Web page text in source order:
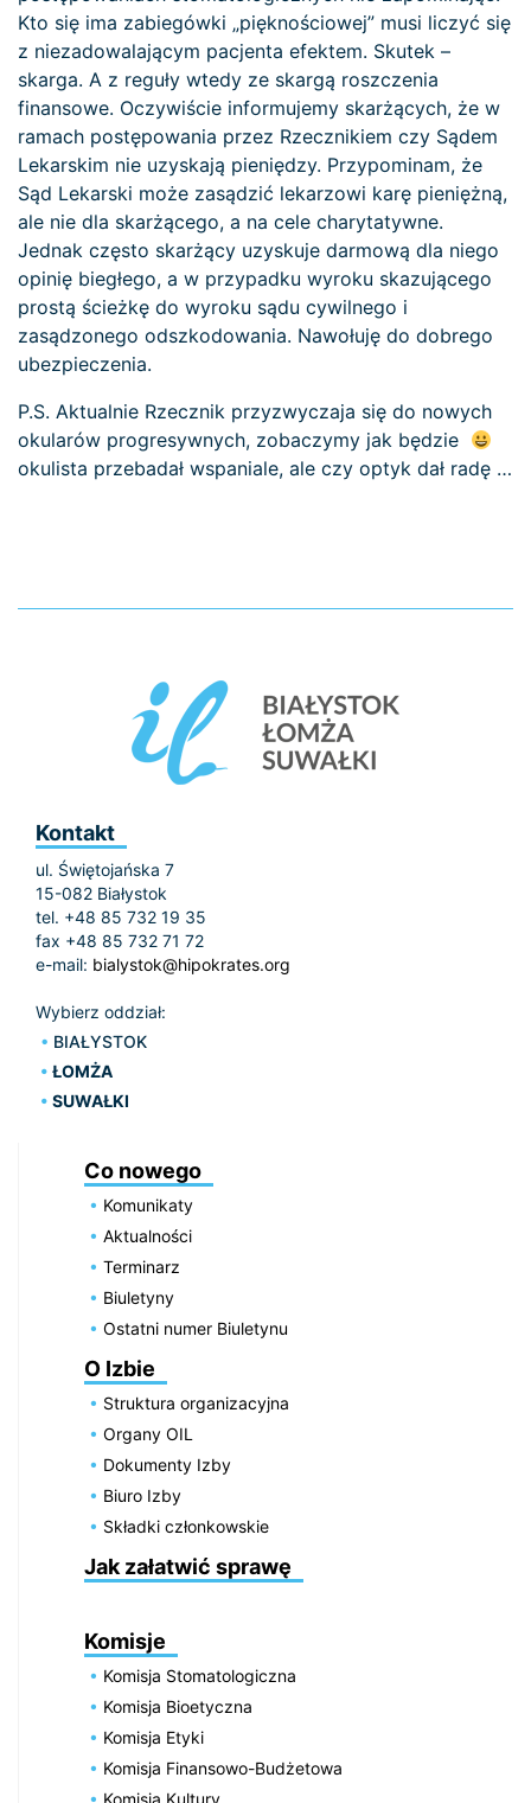
Kto się ima zabiegówki „pięknościowej” musi liczyć się
z niezadowalającym pacjenta efektem. Skutek –
skarga. A z reguły wtedy ze skargą roszczenia
finansowe. Oczywiście informujemy skarżących, że w
ramach postępowania przez Rzecznikiem czy Sądem
Lekarskim nie uzyskają pieniędzy. Przypominam, że
Sąd Lekarski może zasądzić lekarzowi karę pieniężną,
ale nie dla skarżącego, a na cele charytatywne.
Jednak często skarżący uzyskuje darmową dla niego
opinię biegłego, a w przypadku wyroku skazującego
prostą ścieżkę do wyroku sądu cywilnego i
zasądzonego odszkodowania. Nawołuję do dobrego
ubezpieczenia.
P.S. Aktualnie Rzecznik przyzwyczaja się do nowych
okularów progresywnych, zobaczymy jak będzie
okulista przebadał wspaniale, ale czy optyk dał radę …
Kontakt
ul. Świętojańska 7
15-082 Białystok
tel. +48 85 732 19 35
fax +48 85 732 71 72
e-mail: bialystok@hipokrates.org
Wybierz oddział:
BIAŁYSTOK
ŁOMŻA
SUWAŁKI
Co nowego
Komunikaty
Aktualności
Terminarz
Biuletyny
Ostatni numer Biuletynu
O Izbie
Struktura organizacyjna
Organy OIL
Dokumenty Izby
Biuro Izby
Składki członkowskie
Jak załatwić sprawę
Komisje
Komisja Stomatologiczna
Komisja Bioetyczna
Komisja Etyki
Komisja Finansowo-Budżetowa